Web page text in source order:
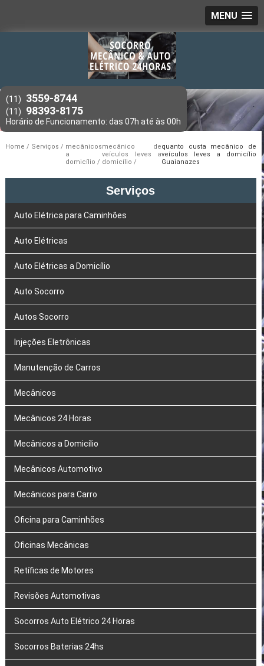
MENU
(11) 3559-8744
(11) 98393-8175
Home Serviços
mecânicos
a
domicílio
mecânico de
veículos leves a
domicílio
quanto custa mecânico de
veículos leves a domicílio
Guaianazes
Serviços
Auto Elétrica para Caminhões
Auto Elétricas
Auto Elétricas a Domicílio
Auto Socorro
Autos Socorro
Injeções Eletrônicas
Manutenção de Carros
Mecânicos
Mecânicos 24 Horas
Mecânicos a Domicílio
Mecânicos Automotivo
Mecânicos para Carro
Oficina para Caminhões
Oficinas Mecânicas
Retíficas de Motores
Revisões Automotivas
Socorros Auto Elétrico 24 Horas
Socorros Baterias 24hs